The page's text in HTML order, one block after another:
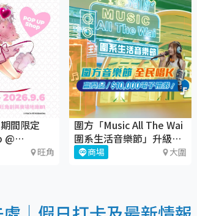
間限定
@
旺角
圍方「Music All The Wai
圍系生活音樂節」升級回
歸！🎶
商場 大圍